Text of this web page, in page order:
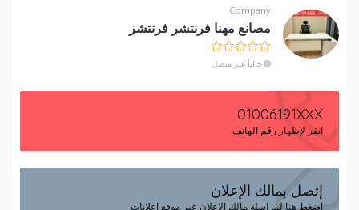
Company
مصانع مهنا فرنتشر فرنتشر
حالياً غير متصل
01006191XXX
انقر لإظهار رقم الهاتف
إتصل بمالك الإعلان
إضغط هنا لمراسلة مالك الإعلان عبر موقع إعلانات